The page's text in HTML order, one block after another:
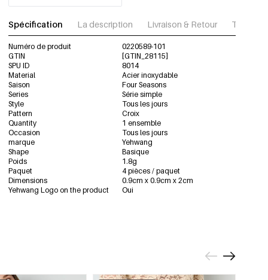
Spécification La description Livraison & Retour
Numéro de produit
0220589-101
GTIN
[GTIN_28115]
SPU ID
8014
Material
Acier inoxydable
Saison
Four Seasons
Series
Série simple
Style
Tous les jours
Pattern
Croix
Quantity
1 ensemble
Occasion
Tous les jours
marque
Yehwang
Shape
Basique
Poids
1.8g
Paquet
4 pièces / paquet
Dimensions
0.9cm x 0.9cm x 2cm
Yehwang Logo on the product
Oui